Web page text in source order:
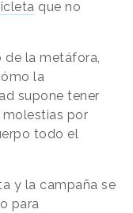
que no
de la metáfora,
la
supone tener
molestias por
todo el
y la campaña se
para